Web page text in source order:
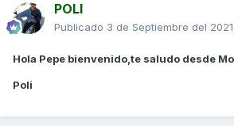
POLI
Publicado 3 de Septiembre del 2021
Hola Pepe bienvenido,te saludo desde
Poli